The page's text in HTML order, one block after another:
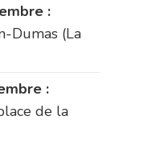
:
Dumas (La
:
de la